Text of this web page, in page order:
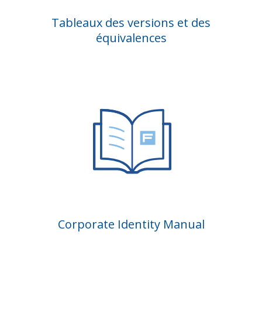
Tableaux des versions et des
équivalences
Corporate Identity Manual